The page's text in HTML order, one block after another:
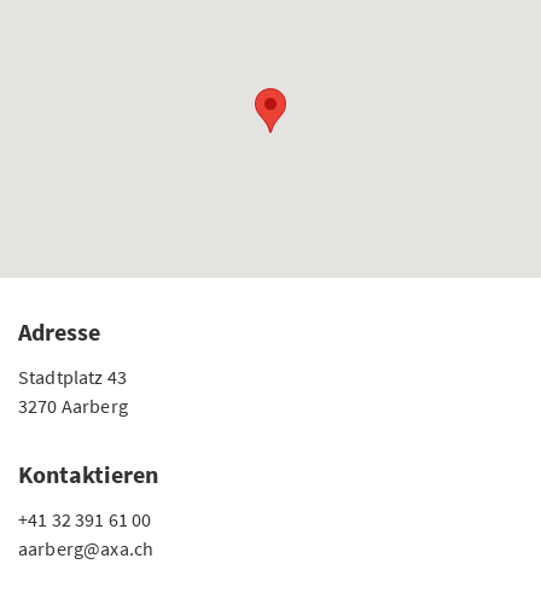
Adresse
Stadtplatz 43
3270 Aarberg
Kontaktieren
+41 32 391 61 00
aarberg@axa.ch